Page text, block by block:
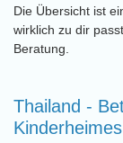
Die Übersicht ist
wirklich zu dir
Beratung.
Thailand -
Kinderheimes